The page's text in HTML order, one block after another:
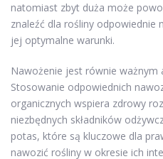
natomiast zbyt duża może
znaleźć dla rośliny
jej optymalne warunki.
Nawożenie jest równie ważnym
Stosowanie odpowiednich
organicznych wspiera zdrowy
niezbędnych składników
potas, które są kluczowe dla
nawozić rośliny w okresie ich